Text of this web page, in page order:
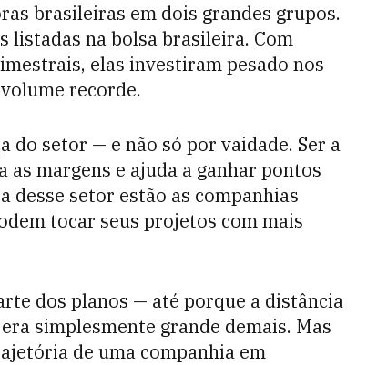
brasileiras em dois grandes grupos.
listadas na bolsa brasileira. Com
elas investiram pesado nos
recorde.
do setor — e não só por vaidade. Ser a
margens e ajuda a ganhar pontos
desse setor estão as companhias
tocar seus projetos com mais
dos planos — até porque a distância
simplesmente grande demais. Mas
de uma companhia em